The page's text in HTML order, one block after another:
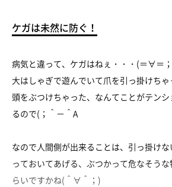
ケガは未然に防ぐ！
病気と違って、ケガはねぇ・・・(＝∀＝
大はしゃぎで遊んでいて爪を引っ掛けち
頭をぶつけちゃった、なんてことがテン
るので(；＾－＾A
なので人間側が出来ることは、引っ掛け
っておいてあげる、ぶつかって危なそう
らいですかね(＾∀＾；)